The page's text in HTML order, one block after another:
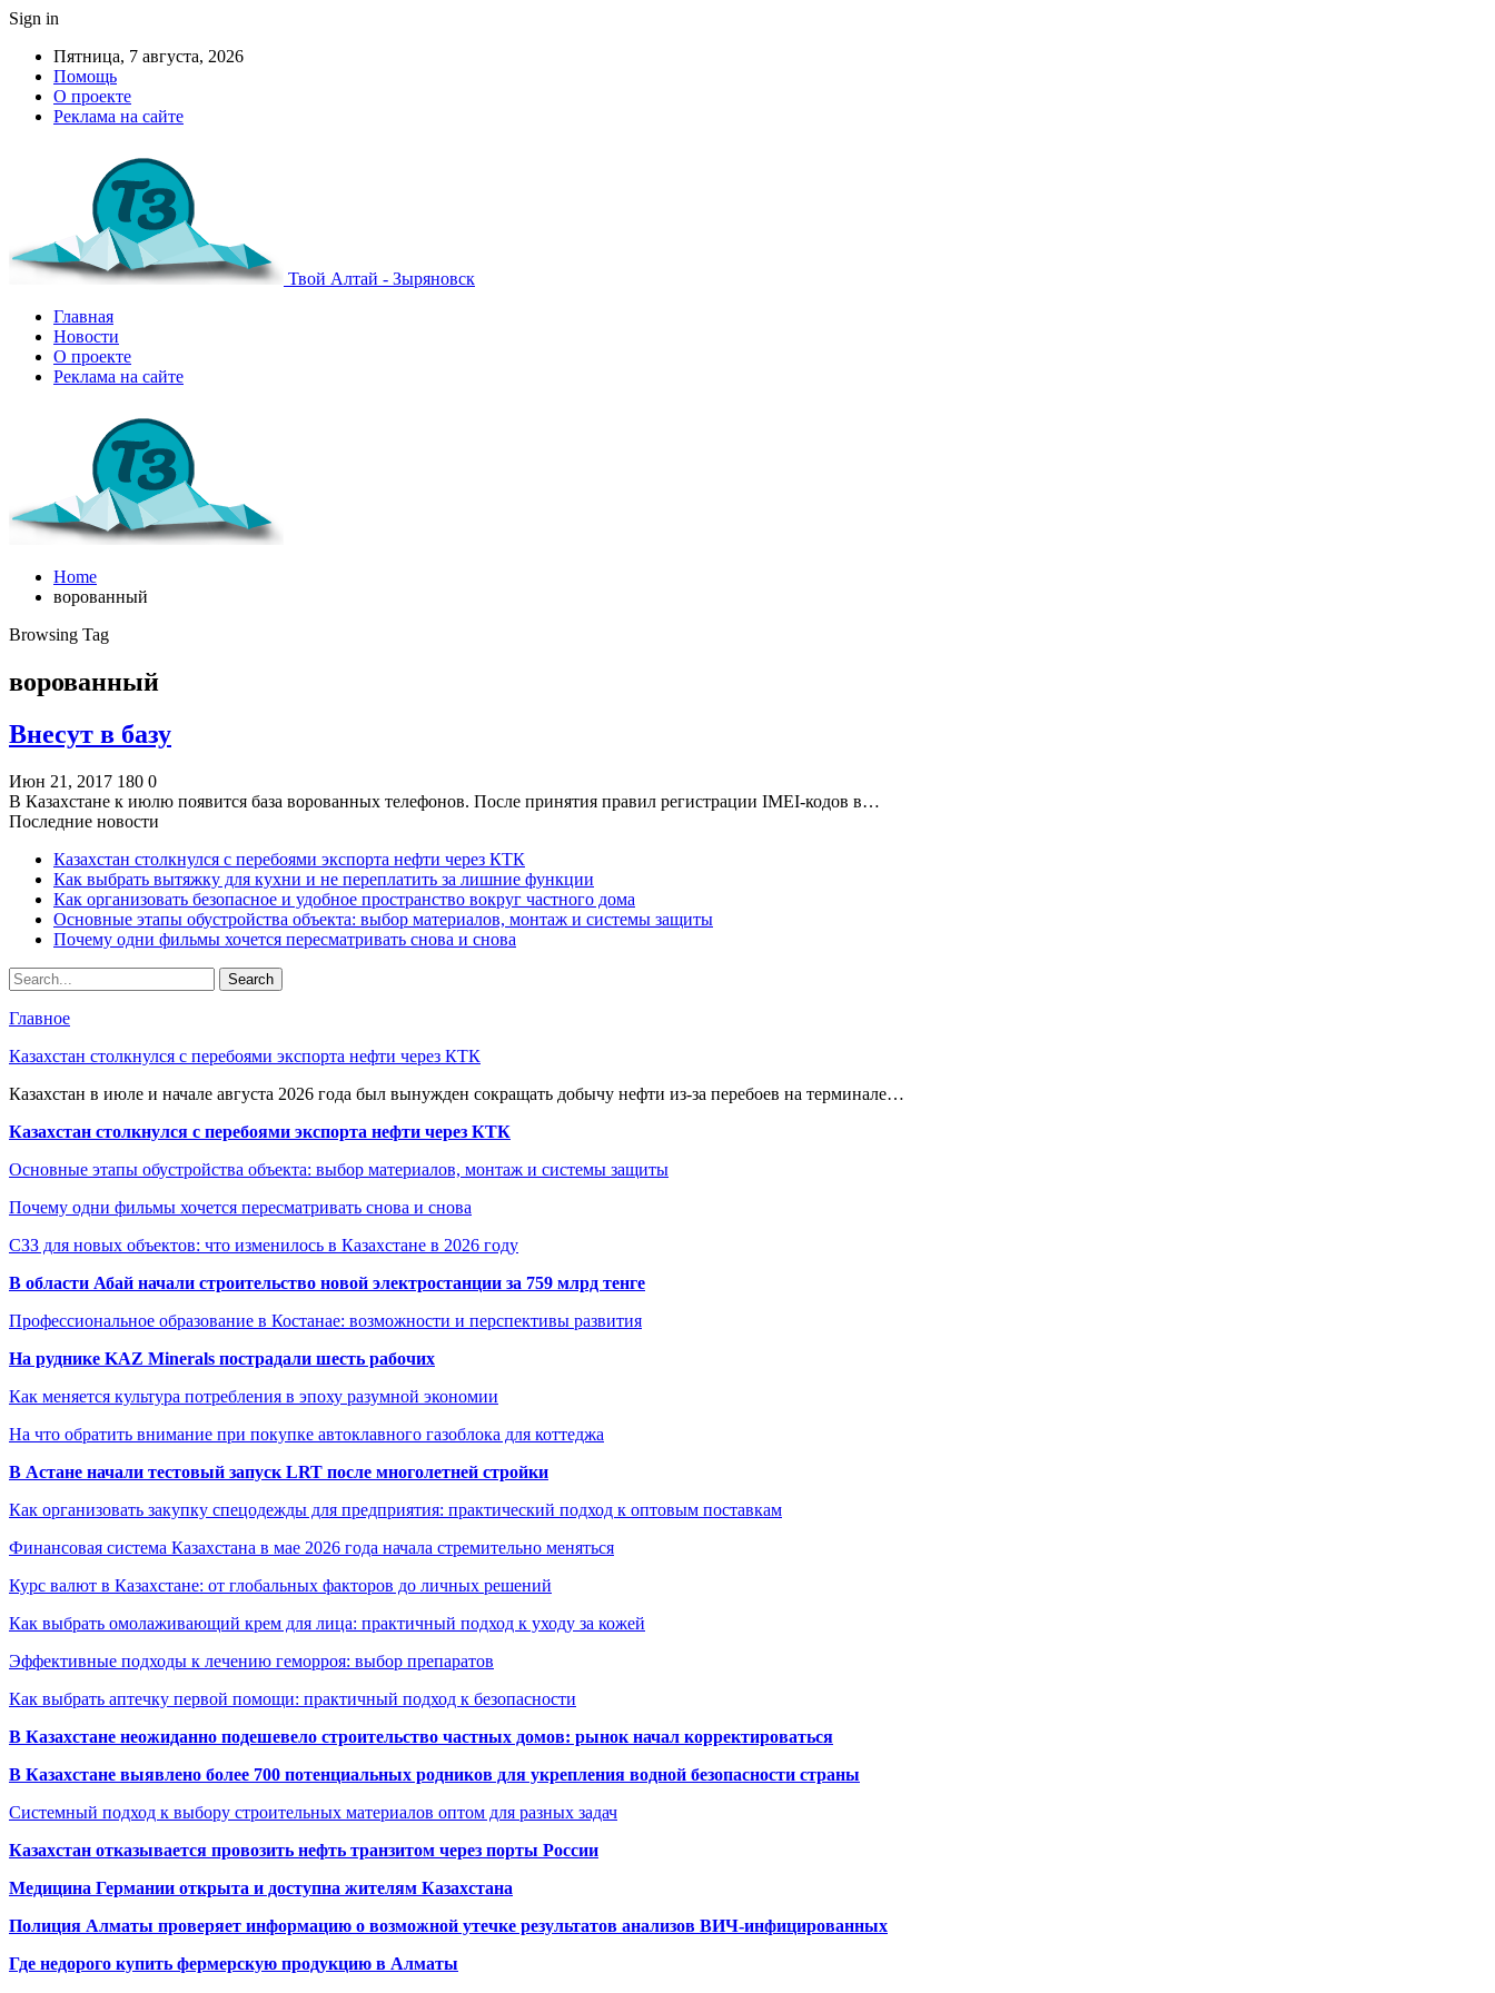
Sign in
Пятница, 7 августа, 2026
Помощь
О проекте
Реклама на сайте
Твой Алтай - Зыряновск
Главная
Новости
О проекте
Реклама на сайте
Home
ворованный
Browsing Tag
ворованный
Внесут в базу
Июн 21, 2017 180 0
В Казахстане к июлю появится база ворованных телефонов. После принятия правил регистрации IMEI-кодов в…
Последние новости
Казахстан столкнулся с перебоями экспорта нефти через КТК
Как выбрать вытяжку для кухни и не переплатить за лишние функции
Как организовать безопасное и удобное пространство вокруг частного дома
Основные этапы обустройства объекта: выбор материалов, монтаж и системы защиты
Почему одни фильмы хочется пересматривать снова и снова
Главное
Казахстан столкнулся с перебоями экспорта нефти через КТК
Казахстан в июле и начале августа 2026 года был вынужден сокращать добычу нефти из-за перебоев на терминале…
Казахстан столкнулся с перебоями экспорта нефти через КТК
Основные этапы обустройства объекта: выбор материалов, монтаж и системы защиты
Почему одни фильмы хочется пересматривать снова и снова
СЗЗ для новых объектов: что изменилось в Казахстане в 2026 году
В области Абай начали строительство новой электростанции за 759 млрд тенге
Профессиональное образование в Костанае: возможности и перспективы развития
На руднике KAZ Minerals пострадали шесть рабочих
Как меняется культура потребления в эпоху разумной экономии
На что обратить внимание при покупке автоклавного газоблока для коттеджа
В Астане начали тестовый запуск LRT после многолетней стройки
Как организовать закупку спецодежды для предприятия: практический подход к оптовым поставкам
Финансовая система Казахстана в мае 2026 года начала стремительно меняться
Курс валют в Казахстане: от глобальных факторов до личных решений
Как выбрать омолаживающий крем для лица: практичный подход к уходу за кожей
Эффективные подходы к лечению геморроя: выбор препаратов
Как выбрать аптечку первой помощи: практичный подход к безопасности
В Казахстане неожиданно подешевело строительство частных домов: рынок начал корректироваться
В Казахстане выявлено более 700 потенциальных родников для укрепления водной безопасности страны
Системный подход к выбору строительных материалов оптом для разных задач
Казахстан отказывается провозить нефть транзитом через порты России
Медицина Германии открыта и доступна жителям Казахстана
Полиция Алматы проверяет информацию о возможной утечке результатов анализов ВИЧ-инфицированных
Где недорого купить фермерскую продукцию в Алматы